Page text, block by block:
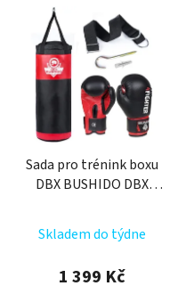
Sada pro trénink boxu
DBX BUSHIDO DBX
hodnocení
produktu
Skladem do týdne
1 399 Kč